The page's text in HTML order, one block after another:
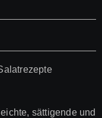
sättigende und